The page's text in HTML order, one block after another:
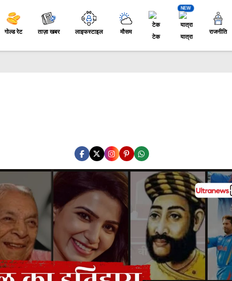
गोल्ड रेट ताज़ा खबर लाइफस्टाइल मौसम
टेक
NEW
यात्रा
राजनीति